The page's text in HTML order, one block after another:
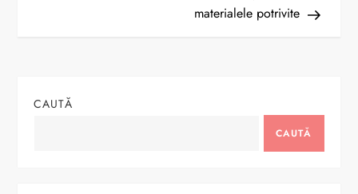
g
materialele potrivite
CAUTĂ
CAUTĂ